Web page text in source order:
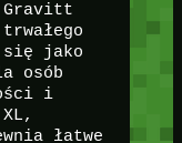
Gravitt
się jako
osób
i
łatwe